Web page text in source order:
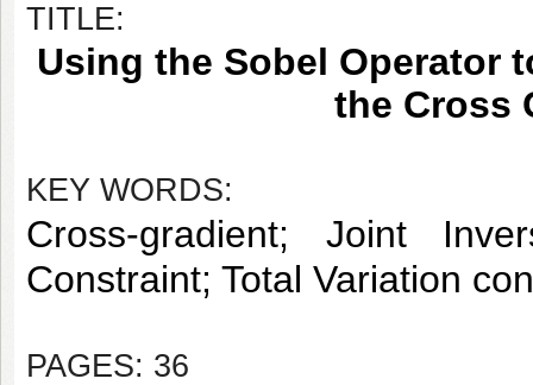
TITLE:
Using the Sobel Operator
the Cross
KEY WORDS:
Cross-gradient; Joint
Constraint; Total Variation
PAGES: 36